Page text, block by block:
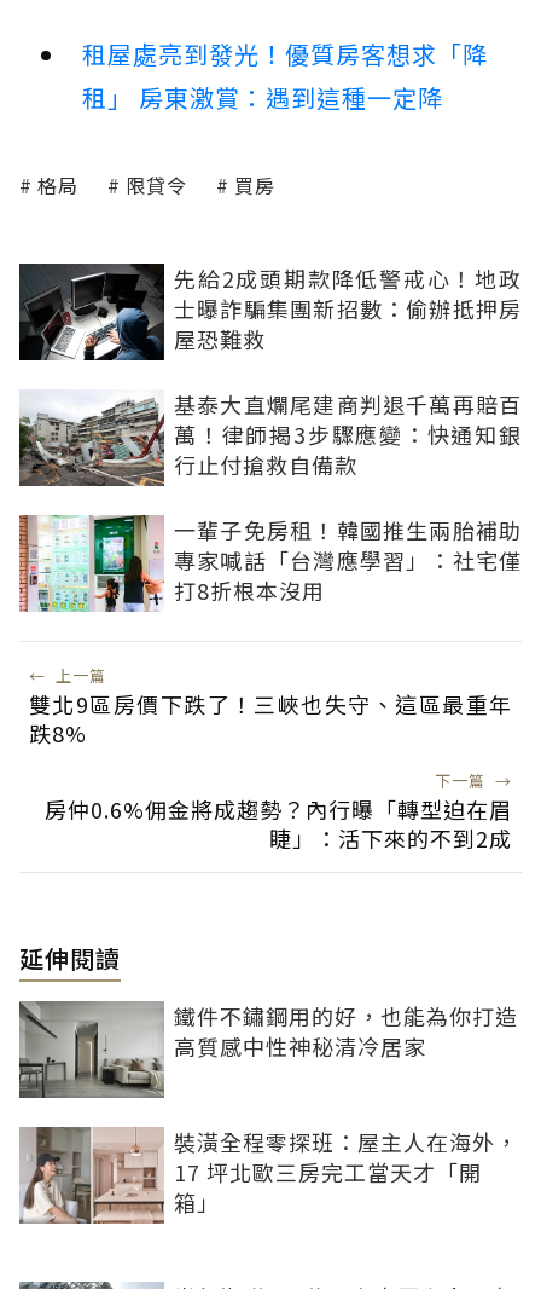
租屋處亮到發光！優質房客想求「降
租」 房東激賞：遇到這種一定降
格局 限貸令 買房
先給2成頭期款降低警戒心！地政
士曝詐騙集團新招數：偷辦抵押房
屋恐難救
基泰大直爛尾建商判退千萬再賠百
萬！律師揭3步驟應變：快通知銀
行止付搶救自備款
一輩子免房租！韓國推生兩胎補助
專家喊話「台灣應學習」：社宅僅
打8折根本沒用
← 上一篇
雙北9區房價下跌了！三峽也失守、這區最重年
跌8%
下一篇 →
房仲0.6%佣金將成趨勢？內行曝「轉型迫在眉
睫」：活下來的不到2成
延伸閱讀
鐵件不鏽鋼用的好，也能為你打造
高質感中性神秘清冷居家
裝潢全程零探班：屋主人在海外，
17 坪北歐三房完工當天才「開
箱」